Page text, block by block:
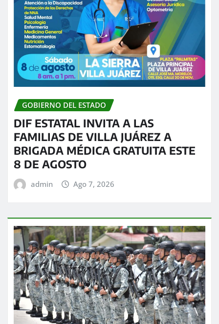
GOBIERNO DEL ESTADO
DIF ESTATAL INVITA A LAS
FAMILIAS DE VILLA JUÁREZ A
BRIGADA MÉDICA GRATUITA ESTE
8 DE AGOSTO
admin Ago 7, 2026